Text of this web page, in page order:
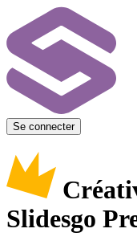
Se connecter
Slidesgo